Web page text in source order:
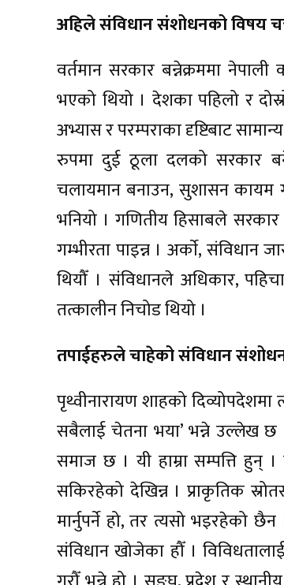
अहिले संविधान संशोधनको विषय
वर्तमान सरकार बन्नेक्रममा
भएको थियो । देशका पहिलो र
अभ्यास र परम्पराका दृष्टिबाट
रुपमा दुई ठूला दलको सरकार
चलायमान बनाउन, सुशासन कायम
भनियो । गणितीय हिसाबले
गम्भीरता पाइन्न । अर्काे, संविधान
थियौँ । संविधानले अधिकार,
तत्कालीन निचोड थियो ।
तपाईहरुले चाहेको संविधान
पृथ्वीनारायण शाहको
सबैलाई चेतना भया’ भन्ने उल्लेख छ
समाज छ । यी हाम्रा सम्पत्ति हुन्
सकिरहेको देखिन्न । प्राकृतिक
मार्नुपर्ने हो, तर त्यसो भइरहेको
संविधान खोजेका हौँ ।